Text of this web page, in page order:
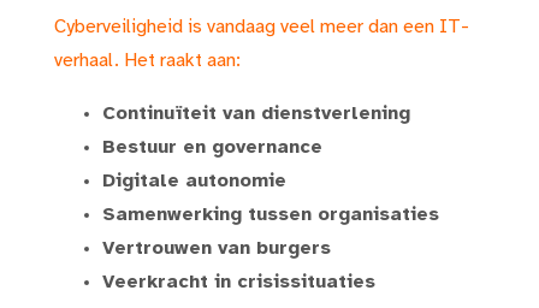
Cyberveiligheid is vandaag veel meer dan een IT-
verhaal. Het raakt aan:
Continuïteit van dienstverlening
Bestuur en governance
Digitale autonomie
Samenwerking tussen organisaties
Vertrouwen van burgers
Veerkracht in crisissituaties